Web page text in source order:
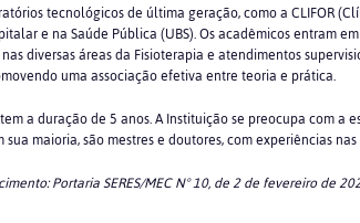
tecnológicos de última geração, como a CLIFOR
e na Saúde Pública (UBS). Os acadêmicos entram
diversas áreas da Fisioterapia e atendimentos
uma associação efetiva entre teoria e prática.
tem a duração de 5 anos. A Instituição se preocupa com
sua maioria, são mestres e doutores, com experiências
Portaria SERES/MEC N° 10, de 2 de fevereiro de